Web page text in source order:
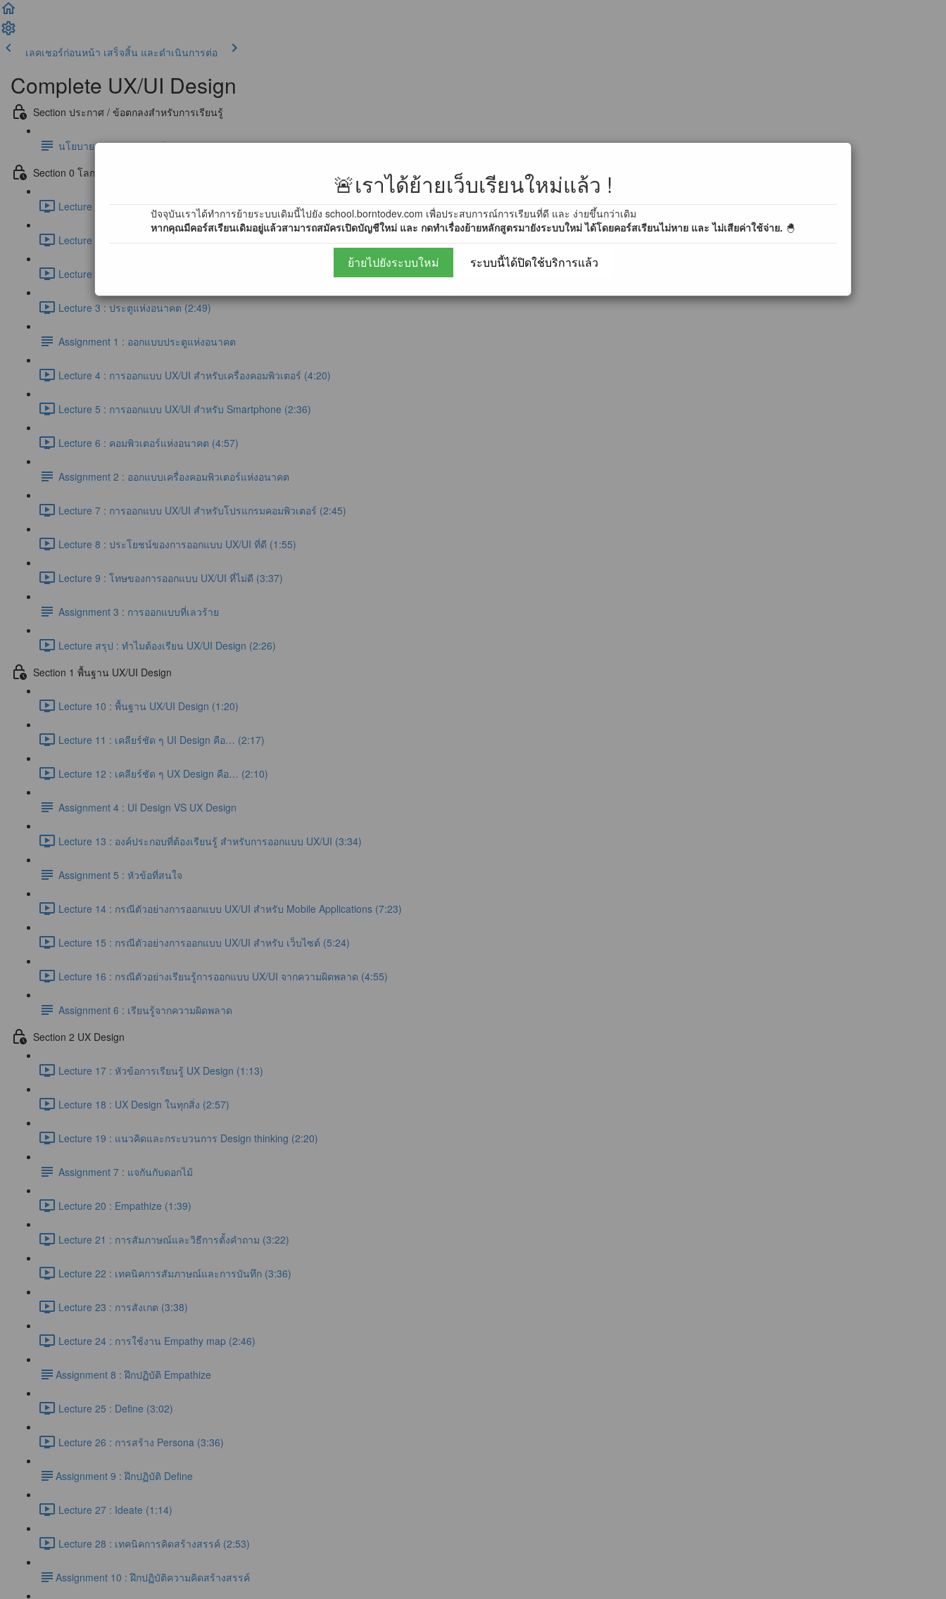
🚨เราได้ย้ายเว็บเรียนใหม่แล้ว !
ปัจจุบันเราได้ทำการย้ายระบบเดิมนี้ไปยัง school.borntodev.com เพื่อประสบการณ์การเรียนที่ดี และ ง่ายขึ้นกว่าเดิม
หากคุณมีคอร์สเรียนเดิมอยู่แล้วสามารถสมัครเปิดบัญชีใหม่ และ กดทำเรื่องย้ายหลักสูตรมายังระบบใหม่ ได้โดยคอร์สเรียนไม่หาย และ ไม่เสียค่าใช้จ่าย. 🐣
ย้ายไปยังระบบใหม่ ระบบนี้ได้ปิดใช้บริการแล้ว
เลคเชอร์ก่อนหน้า เสร็จสิ้น และดำเนินการต่อ
Complete UX/UI Design
Section ประกาศ / ข้อตกลงสำหรับการเรียนรู้
นโยบายการตอบคำถามข้อสงสัย และ การสนับสนุนผ่าน Community
Section 0 โลกของ UX/UI Design (Free)
Lecture 0 : First step to UX/UI Designer (1:16)
Lecture 1 : ประตูแห่งการออกแบบ UX/UI (2:12)
Lecture 2 : กรณีศึกษาการออกแบบ UX/UI สำหรับประตู (7:09)
Lecture 3 : ประตูแห่งอนาคต (2:49)
Assignment 1 : ออกแบบประตูแห่งอนาคต
Lecture 4 : การออกแบบ UX/UI สำหรับเครื่องคอมพิวเตอร์ (4:20)
Lecture 5 : การออกแบบ UX/UI สำหรับ Smartphone (2:36)
Lecture 6 : คอมพิวเตอร์แห่งอนาคต (4:57)
Assignment 2 : ออกแบบเครื่องคอมพิวเตอร์แห่งอนาคต
Lecture 7 : การออกแบบ UX/UI สำหรับโปรแกรมคอมพิวเตอร์ (2:45)
Lecture 8 : ประโยชน์ของการออกแบบ UX/UI ที่ดี (1:55)
Lecture 9 : โทษของการออกแบบ UX/UI ที่ไม่ดี (3:37)
Assignment 3 : การออกแบบที่เลวร้าย
Lecture สรุป : ทำไมต้องเรียน UX/UI Design (2:26)
Section 1 พื้นฐาน UX/UI Design
Lecture 10 : พื้นฐาน UX/UI Design (1:20)
Lecture 11 : เคลียร์ชัด ๆ UI Design คือ… (2:17)
Lecture 12 : เคลียร์ชัด ๆ UX Design คือ… (2:10)
Assignment 4 : UI Design VS UX Design
Lecture 13 : องค์ประกอบที่ต้องเรียนรู้ สำหรับการออกแบบ UX/UI (3:34)
Assignment 5 : หัวข้อที่สนใจ
Lecture 14 : กรณีตัวอย่างการออกแบบ UX/UI สำหรับ Mobile Applications (7:23)
Lecture 15 : กรณีตัวอย่างการออกแบบ UX/UI สำหรับ เว็บไซต์ (5:24)
Lecture 16 : กรณีตัวอย่างเรียนรู้การออกแบบ UX/UI จากความผิดพลาด (4:55)
Assignment 6 : เรียนรู้จากความผิดพลาด
Section 2 UX Design
Lecture 17 : หัวข้อการเรียนรู้ UX Design (1:13)
Lecture 18 : UX Design ในทุกสิ่ง (2:57)
Lecture 19 : แนวคิดและกระบวนการ Design thinking (2:20)
Assignment 7 : แจกันกับดอกไม้
Lecture 20 : Empathize (1:39)
Lecture 21 : การสัมภาษณ์และวิธีการตั้งคำถาม (3:22)
Lecture 22 : เทคนิคการสัมภาษณ์และการบันทึก (3:36)
Lecture 23 : การสังเกต (3:38)
Lecture 24 : การใช้งาน Empathy map (2:46)
​Assignment 8 : ฝึกปฏิบัติ Empathize
Lecture 25 : Define (3:02)
Lecture 26 : การสร้าง Persona (3:36)
​Assignment 9 : ฝึกปฏิบัติ Define
Lecture 27 : Ideate (1:14)
Lecture 28 : เทคนิคการคิดสร้างสรรค์ (2:53)
​Assignment 10 : ฝึกปฏิบัติความคิดสร้างสรรค์